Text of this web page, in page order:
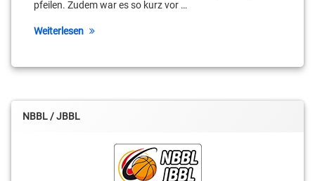
pfeilen. Zudem war es so kurz vor …
Weiterlesen
NBBL / JBBL